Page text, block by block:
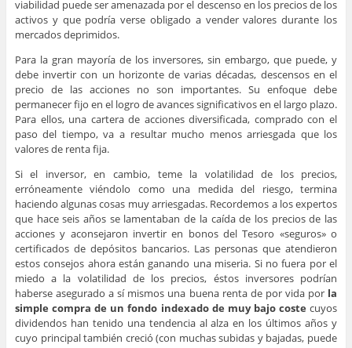
viabilidad puede ser amenazada por el descenso en los precios de los
activos y que podría verse obligado a vender valores durante los
mercados deprimidos.
Para la gran mayoría de los inversores, sin embargo, que puede, y
debe invertir con un horizonte de varias décadas, descensos en el
precio de las acciones no son importantes. Su enfoque debe
permanecer fijo en el logro de avances significativos en el largo plazo.
Para ellos, una cartera de acciones diversificada, comprado con el
paso del tiempo, va a resultar mucho menos arriesgada que los
valores de renta fija.
Si el inversor, en cambio, teme la volatilidad de los precios,
erróneamente viéndolo como una medida del riesgo, termina
haciendo algunas cosas muy arriesgadas. Recordemos a los expertos
que hace seis años se lamentaban de la caída de los precios de las
acciones y aconsejaron invertir en bonos del Tesoro «seguros» o
certificados de depósitos bancarios. Las personas que atendieron
estos consejos ahora están ganando una miseria. Si no fuera por el
miedo a la volatilidad de los precios, éstos inversores podrían
haberse asegurado a sí mismos una buena renta de por vida por la
simple compra de un fondo indexado de muy bajo coste cuyos
dividendos han tenido una tendencia al alza en los últimos años y
cuyo principal también creció (con muchas subidas y bajadas, puede